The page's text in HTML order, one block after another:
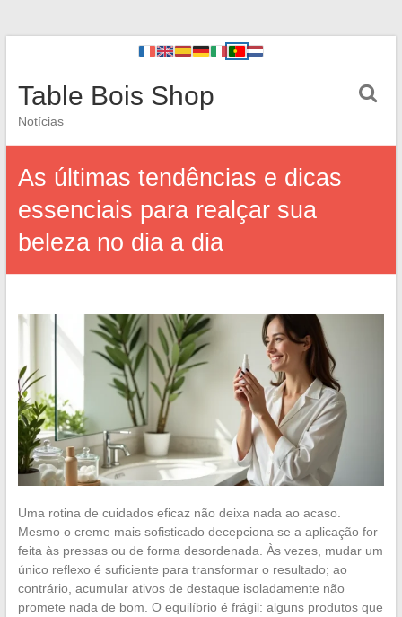
Table Bois Shop
Notícias
As últimas tendências e dicas
essenciais para realçar sua
beleza no dia a dia
Uma rotina de cuidados eficaz não deixa nada ao acaso.
Mesmo o creme mais sofisticado decepciona se a aplicação for
feita às pressas ou de forma desordenada. Às vezes, mudar um
único reflexo é suficiente para transformar o resultado; ao
contrário, acumular ativos de destaque isoladamente não
promete nada de bom. O equilíbrio é frágil: alguns produtos que